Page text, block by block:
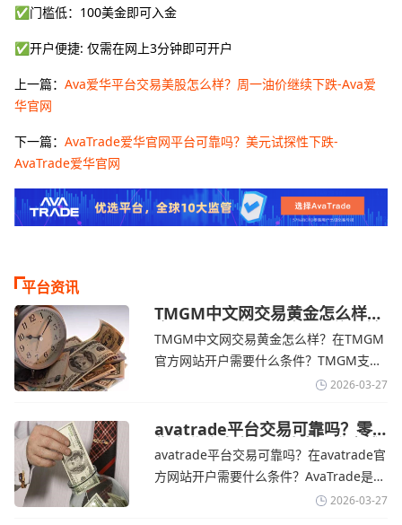
✅门槛低：100美金即可入金
✅开户便捷: 仅需在网上3分钟即可开户
上一篇： Ava爱华平台交易美股怎么样？周一油价继续下跌-Ava爱
华官网
下一篇： AvaTrade爱华官网平台可靠吗？美元试探性下跌-
AvaTrade爱华官网
平台资讯
TMGM中文网交易黄金怎么样？
金价下跌，市场评估伊朗停火前
景-TMGM官网
TMGM中文网交易黄金怎么样？在TMGM
官方网站开户需要什么条件？‌‌‌TMGM支持
全球主流的MT4/MT5平台，同时提供功能
险管理工具。通过TMGM官网交易资讯了
解，金价周四回落，受​美元走强和油价上
涨，使通胀担忧保持不变‌对加息的持续预
2026-03-27
avatrade平台交易可靠吗？零
售企业称中东地区冲突正推高成
本avatrade官网
avatrade平台交易可靠吗？在avatrade官
方网站开户需要什么条件？‌‌‌AvaTrade是一
个在交易优势和可靠性两方面都非常均衡
2026-03-27